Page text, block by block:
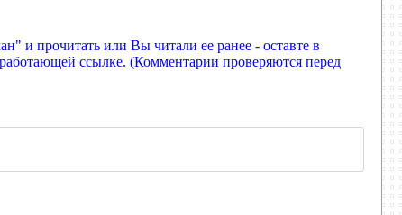
и прочитать или Вы читали ее ранее - оставте в
ссылке. (Комментарии проверяются перед